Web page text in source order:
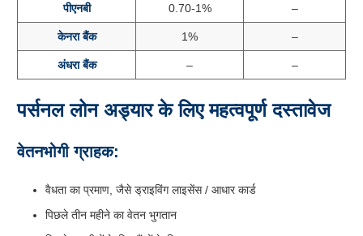
पीएनबी 0.70-1% –
केनरा बैंक 1% –
अंधरा बैंक – –
पर्सनल लोन अड्यारके लिए महत्वपूर्ण दस्तावेज
वेतनभोगी ग्राहक:
वैधता का प्रमाण, जैसे ड्राइविंग लाइसेंस / आधार कार्ड
पिछले तीन महीने का वेतन भुगतान